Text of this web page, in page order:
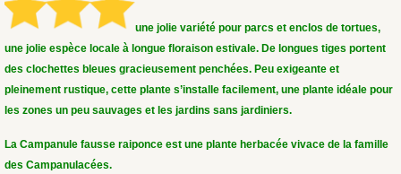
une jolie variété pour parcs et enclos de tortues,
une jolie espèce locale à longue floraison estivale. De longues tiges portent
des clochettes bleues gracieusement penchées. Peu exigeante et
pleinement rustique, cette plante s’installe facilement, une plante idéale pour
les zones un peu sauvages et les jardins sans jardiniers.
La Campanule fausse raiponce est une plante herbacée vivace de la famille
des Campanulacées.